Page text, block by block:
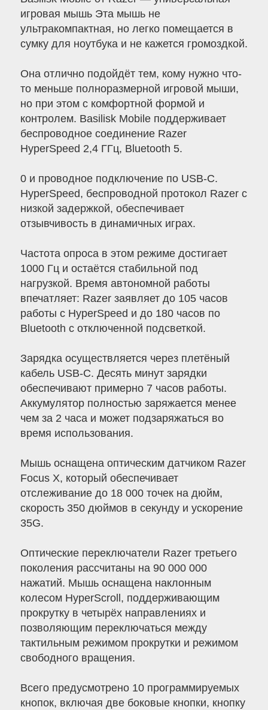
игровая мышь Эта мышь не
ультракомпактная, но легко помещается в
сумку для ноутбука и не кажется громоздкой.
Она отлично подойдёт тем, кому нужно что-
то меньше полноразмерной игровой мыши,
но при этом с комфортной формой и
контролем. Basilisk Mobile поддерживает
беспроводное соединение Razer
HyperSpeed 2,4 ГГц, Bluetooth 5.
0 и проводное подключение по USB-C.
HyperSpeed, беспроводной протокол Razer с
низкой задержкой, обеспечивает
отзывчивость в динамичных играх.
Частота опроса в этом режиме достигает
1000 Гц и остаётся стабильной под
нагрузкой. Время автономной работы
впечатляет: Razer заявляет до 105 часов
работы с HyperSpeed и до 180 часов по
Bluetooth с отключенной подсветкой.
Зарядка осуществляется через плетёный
кабель USB-C. Десять минут зарядки
обеспечивают примерно 7 часов работы.
Аккумулятор полностью заряжается менее
чем за 2 часа и может подзаряжаться во
время использования.
Мышь оснащена оптическим датчиком Razer
Focus X, который обеспечивает
отслеживание до 18 000 точек на дюйм,
скорость 350 дюймов в секунду и ускорение
35G.
Оптические переключатели Razer третьего
поколения рассчитаны на 90 000 000
нажатий. Мышь оснащена наклонным
колесом HyperScroll, поддерживающим
прокрутку в четырёх направлениях и
позволяющим переключаться между
тактильным режимом прокрутки и режимом
свободного вращения.
Всего предусмотрено 10 программируемых
кнопок, включая две боковые кнопки, кнопку